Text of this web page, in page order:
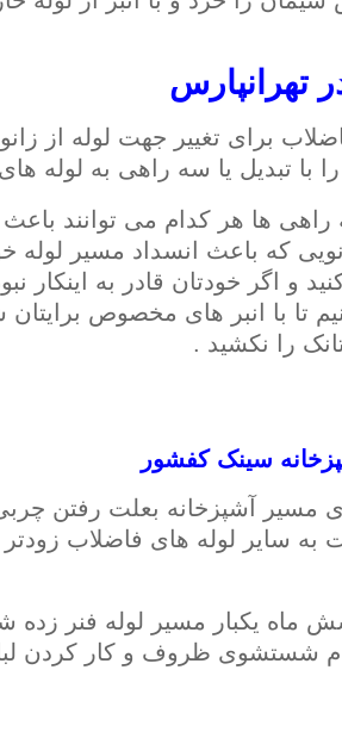
تهرانپارس
را با تبدیل یا سه راهی به لوله
راهی ها هر کدام می توانند
که باعث انسداد مسیر لوله
و اگر خودتان قادر به اینکار
تا با انبر های مخصوص
را نکشید .
سینک کفشور
مسیر آشپزخانه بعلت رفتن
به سایر لوله های فاضلاب
ماه یکبار مسیر لوله فنر زده
شستشوی ظروف و کار کردن